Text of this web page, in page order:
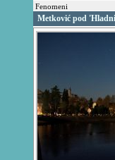
Fenomeni
Metković pod